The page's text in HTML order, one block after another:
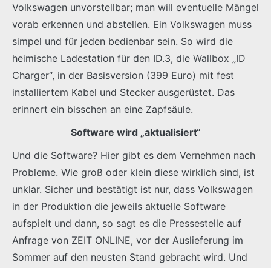
Volkswagen unvorstellbar; man will eventuelle Mängel
vorab erkennen und abstellen. Ein Volkswagen muss
simpel und für jeden bedienbar sein. So wird die
heimische Ladestation für den ID.3, die Wallbox „ID
Charger“, in der Basisversion (399 Euro) mit fest
installiertem Kabel und Stecker ausgerüstet. Das
erinnert ein bisschen an eine Zapfsäule.
Software wird „aktualisiert“
Und die Software? Hier gibt es dem Vernehmen nach
Probleme. Wie groß oder klein diese wirklich sind, ist
unklar. Sicher und bestätigt ist nur, dass Volkswagen
in der Produktion die jeweils aktuelle Software
aufspielt und dann, so sagt es die Pressestelle auf
Anfrage von ZEIT ONLINE, vor der Auslieferung im
Sommer auf den neusten Stand gebracht wird. Und